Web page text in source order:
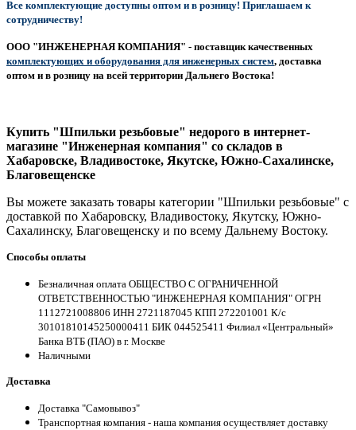
Все комплектующие доступны оптом и в розницу! Приглашаем к
сотрудничеству!
ООО "ИНЖЕНЕРНАЯ КОМПАНИЯ" - поставщик качественных
комплектующих и оборудования для инженерных систем, доставка
оптом и в розницу на всей территории Дальнего Востока!
Купить "Шпильки резьбовые" недорого в интернет-
магазине "Инженерная компания" со складов в
Хабаровске, Владивостоке, Якутске, Южно-Сахалинске,
Благовещенске
Вы можете заказать товары категории "Шпильки резьбовые" с
доставкой по Хабаровску, Владивостоку, Якутску, Южно-
Сахалинску, Благовещенску и по всему Дальнему Востоку.
Способы оплаты
Безналичная оплата ОБЩЕСТВО С ОГРАНИЧЕННОЙ
ОТВЕТСТВЕННОСТЬЮ "ИНЖЕНЕРНАЯ КОМПАНИЯ" ОГРН
1112721008806 ИНН 2721187045 КПП 272201001 К/с
30101810145250000411 БИК 044525411 Филиал «Центральный»
Банка ВТБ (ПАО) в г. Москве
Наличными
Доставка
Доставка "Самовывоз"
Транспортная компания - наша компания осуществляет доставку